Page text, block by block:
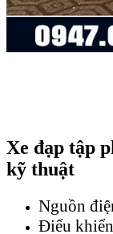
Xe đạp tập
kỹ thuật
Nguồn
Điểu